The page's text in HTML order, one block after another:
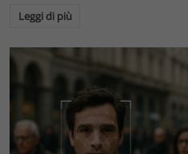
Leggi di più